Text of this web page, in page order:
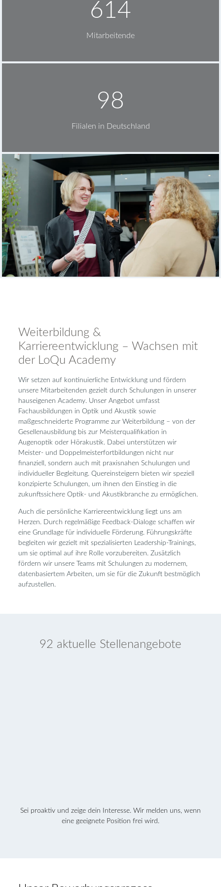
614
Mitarbeitende
98
Filialen in Deutschland
Weiterbildung &
Karriereentwicklung – Wachsen mit
der LoQu Academy
Wir setzen auf kontinuierliche Entwicklung und fördern
unsere Mitarbeitenden gezielt durch Schulungen in unserer
hauseigenen Academy. Unser Angebot umfasst
Fachausbildungen in Optik und Akustik sowie
maßgeschneiderte Programme zur Weiterbildung – von der
Gesellenausbildung bis zur Meisterqualifikation in
Augenoptik oder Hörakustik. Dabei unterstützen wir
Meister- und Doppelmeisterfortbildungen nicht nur
finanziell, sondern auch mit praxisnahen Schulungen und
individueller Begleitung. Quereinsteigern bieten wir speziell
konzipierte Schulungen, um ihnen den Einstieg in die
zukunftssichere Optik- und Akustikbranche zu ermöglichen.
Auch die persönliche Karriereentwicklung liegt uns am
Herzen. Durch regelmäßige Feedback-Dialoge schaffen wir
eine Grundlage für individuelle Förderung. Führungskräfte
begleiten wir gezielt mit spezialisierten Leadership-Trainings,
um sie optimal auf ihre Rolle vorzubereiten. Zusätzlich
fördern wir unsere Teams mit Schulungen zu modernem,
datenbasiertem Arbeiten, um sie für die Zukunft bestmöglich
aufzustellen.
92 aktuelle Stellenangebote
Sei proaktiv und zeige dein Interesse. Wir melden uns, wenn
eine geeignete Position frei wird.